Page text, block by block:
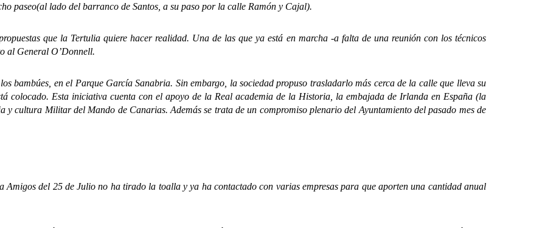
paseo(al lado del barranco de Santos, a su paso por la calle Ramón y Cajal).
que la Tertulia quiere hacer realidad. Una de las que ya está en marcha -a falta de una reunión con los técnicos
al General O’Donnell.
en el Parque García Sanabria. Sin embargo, la sociedad propuso trasladarlo más cerca de la calle que lleva su
colocado. Esta iniciativa cuenta con el apoyo de la Real academia de la Historia, la embajada de Irlanda en España (la
cultura Militar del Mando de Canarias. Además se trata de un compromiso plenario del Ayuntamiento del pasado mes de
del 25 de Julio no ha tirado la toalla y ya ha contactado con varias empresas para que aporten una cantidad anual